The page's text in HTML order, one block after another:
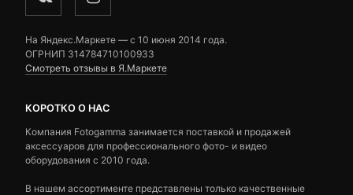
На Яндекс.Маркете — c 10 июня 2014 года.
ОГРНИП 314784710100933
Смотреть отзывы в Я.Маркете
КОРОТКО О НАС
Компания Fotogamma занимается поставкой и продажей
аксессуаров для профессионального фото- и видео
оборудования с 2010 года.
В нашем ассортименте представлены только качественные